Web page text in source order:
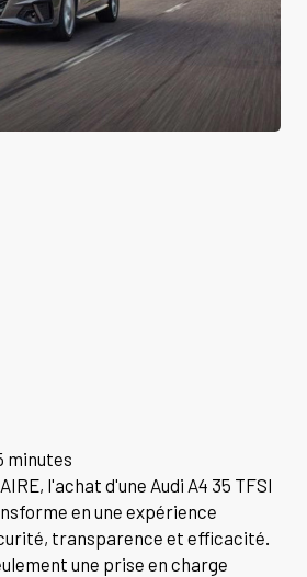
minutes
l'achat d'une Audi A4 35 TFSI
en une expérience
transparence et efficacité.
une prise en charge